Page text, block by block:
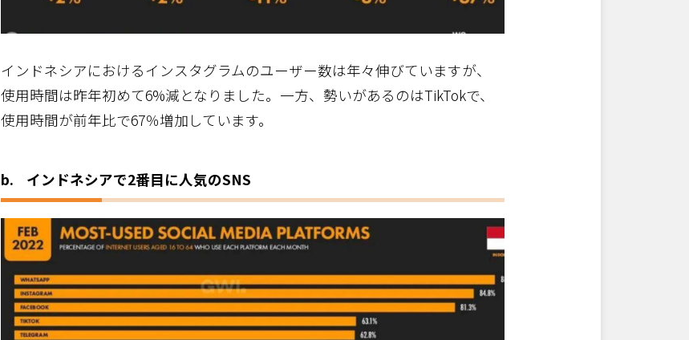
インドネシアにおけるインスタグラムのユーザー数は年々伸びていますが、
使用時間は昨年初めて6%減となりました。一方、勢いがあるのはTikTokで、
使用時間が前年比で67％増加しています。
b. インドネシアで2番目に人気のSNS